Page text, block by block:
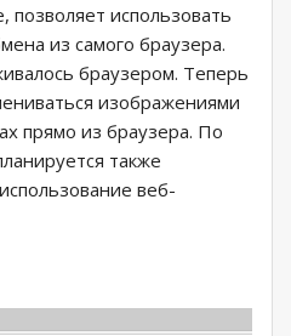
позволяет использовать
из самого браузера.
браузером. Теперь
изображениями
прямо из браузера. По
также
веб-